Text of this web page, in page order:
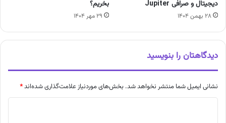
دیجیتال و صرافی Jupiter
۲۸ بهمن ۱۴۰۴
بخریم؟
۲۹ مهر ۱۴۰۴
دیدگاهتان را بنویسید
نشانی ایمیل شما منتشر نخواهد شد. بخش‌های موردنیاز علامت‌گذاری شده‌اند*